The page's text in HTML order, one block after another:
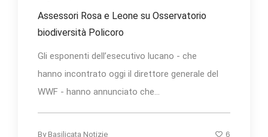
Assessori Rosa e Leone su Osservatorio
biodiversità Policoro
Gli esponenti dell’esecutivo lucano - che
hanno incontrato oggi il direttore generale del
WWF - hanno annunciato che...
By Basilicata Notizie 6